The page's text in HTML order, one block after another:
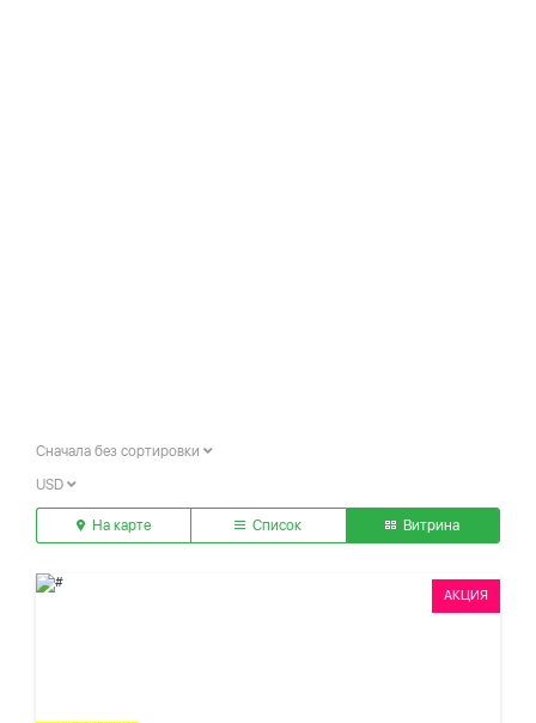
Сначала без сортировки
USD
На карте Список Витрина
АКЦИЯ